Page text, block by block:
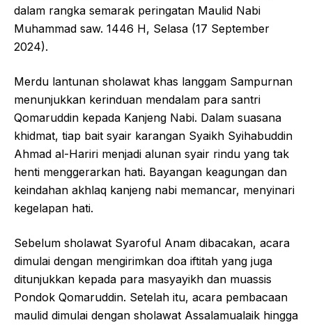
dalam rangka semarak peringatan Maulid Nabi
Muhammad saw. 1446 H, Selasa (17 September
2024).
Merdu lantunan sholawat khas langgam Sampurnan
menunjukkan kerinduan mendalam para santri
Qomaruddin kepada Kanjeng Nabi. Dalam suasana
khidmat, tiap bait syair karangan Syaikh Syihabuddin
Ahmad al-Hariri menjadi alunan syair rindu yang tak
henti menggerarkan hati. Bayangan keagungan dan
keindahan akhlaq kanjeng nabi memancar, menyinari
kegelapan hati.
Sebelum sholawat Syaroful Anam dibacakan, acara
dimulai dengan mengirimkan doa iftitah yang juga
ditunjukkan kepada para masyayikh dan muassis
Pondok Qomaruddin. Setelah itu, acara pembacaan
maulid dimulai dengan sholawat Assalamualaik hingga